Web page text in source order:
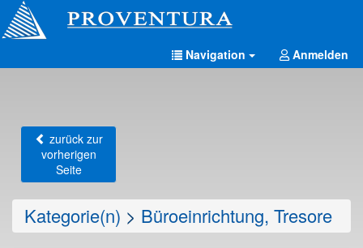
Navigation Anmelden
zurück zur
vorherigen
Seite
Kategorie(n) > Büroeinrichtung, Tresore